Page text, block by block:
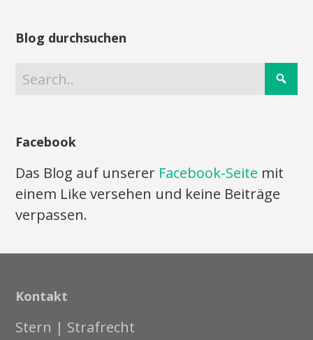
Blog durchsuchen
Facebook
Das Blog auf unserer Facebook-Seite mit
einem Like versehen und keine Beiträge
verpassen.
Kontakt
Stern | Strafrecht